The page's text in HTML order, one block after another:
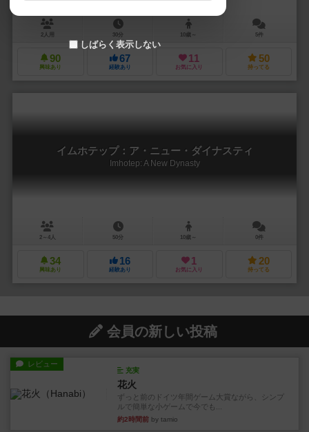
2人用 30分 10歳～ 5件
90
興味あり
67
経験あり
11
お気に入り
50
持ってる
イムホテップ：ア・ニュー・ダイナスティ
Imhotep: A New Dynasty
2～4人 50分 10歳～ 0件
34
興味あり
16
経験あり
1
お気に入り
20
持ってる
会員の新しい投稿
レビュー
充実
花火
ずっと前のドイツ年間ゲーム大賞ながら、シンプ
ルで簡単な小ゲームで今でも...
約2時間前 by tamio
しばらく表示しない